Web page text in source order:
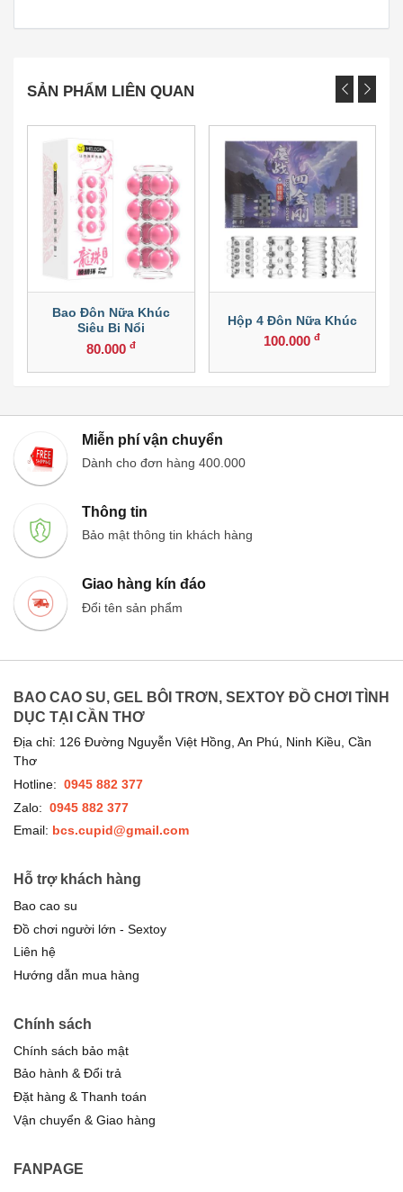
SẢN PHẨM LIÊN QUAN
Bao Đôn Nữa Khúc
Siêu Bi Nổi
80.000 đ
Hộp 4 Đôn Nữa Khúc
100.000đ
Miễn phí vận chuyển
Dành cho đơn hàng 400.000
Thông tin
Bảo mật thông tin khách hàng
Giao hàng kín đáo
Đổi tên sản phẩm
BAO CAO SU, GEL BÔI TRƠN, SEXTOY ĐỒ CHƠI TÌNH
DỤC TẠI CẦN THƠ
Địa chỉ: 126 Đường Nguyễn Việt Hồng, An Phú, Ninh Kiều, Cần
Thơ
Hotline: 0945 882 377
Zalo: 0945 882 377
Email: bcs.cupid@gmail.com
Hỗ trợ khách hàng
Bao cao su
Đồ chơi người lớn - Sextoy
Liên hệ
Hướng dẫn mua hàng
Chính sách
Chính sách bảo mật
Bảo hành & Đổi trả
Đặt hàng & Thanh toán
Vận chuyển & Giao hàng
FANPAGE